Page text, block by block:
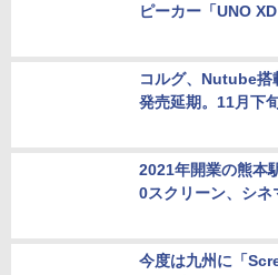
ピーカー「UNO
コルグ、Nutube搭
発売延期。11月下
2021年開業の熊本
0スクリーン、シネ
今度は九州に「